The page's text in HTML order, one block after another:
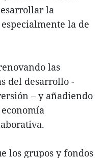
la
la de
las
del desarrollo -
– y añadiendo
los grupos y fondos